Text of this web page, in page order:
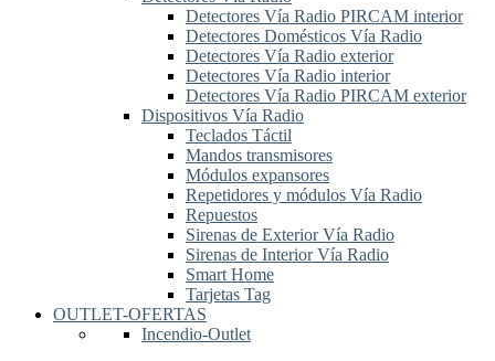
Detectores Vía Radio PIRCAM interior
Detectores Domésticos Vía Radio
Detectores Vía Radio exterior
Detectores Vía Radio interior
Detectores Vía Radio PIRCAM exterior
Dispositivos Vía Radio
Teclados Táctil
Mandos transmisores
Módulos expansores
Repetidores y módulos Vía Radio
Repuestos
Sirenas de Exterior Vía Radio
Sirenas de Interior Vía Radio
Smart Home
Tarjetas Tag
OUTLET-OFERTAS
Incendio-Outlet